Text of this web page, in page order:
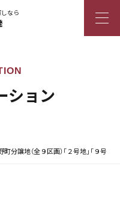
なら
ション
分譲地（全９区画）「２号地」「９号地